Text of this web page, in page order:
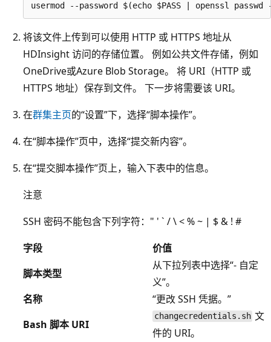
将该文件上传到可以使用 HTTP 或 HTTPS 地址从
HDInsight 访问的存储位置。 例如公共文件存储，例如
OneDrive或Azure Blob Storage。 将 URI（HTTP 或
HTTPS 地址）保存到文件。 下一步将需要该 URI。
在群集主页的“设置”下，选择“脚本操作”。
在“脚本操作”页中，选择“提交新内容”。
在“提交脚本操作”页上，输入下表中的信息。
注意
SSH 密码不能包含下列字符：" ' ` / \ < % ~ | $ & ! #
字段
价值
脚本类型
从下拉列表中选择“- 自定
义”。
名称
“更改 SSH 凭据。”
Bash 脚本 URI
changecredentials.sh 文
件的 URI。